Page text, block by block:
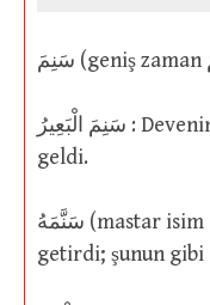
سَنِمَ الْبَعِيرُ : Devenin hörgücü büyüktü ya da o hale
geldi.
سَنَّمَهُ (mastar isim تَسْنِيمٌ ) : O şey onu semiz hale